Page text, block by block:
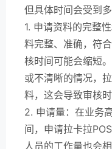
但具体时间会受到
1. 申请资料的完整
料完整、准确，符
核时间可能会缩短
或不清晰的情况，
料，这会导致审核时
2. 申请量：在业务
间，申请拉卡拉
人员的工作量也会